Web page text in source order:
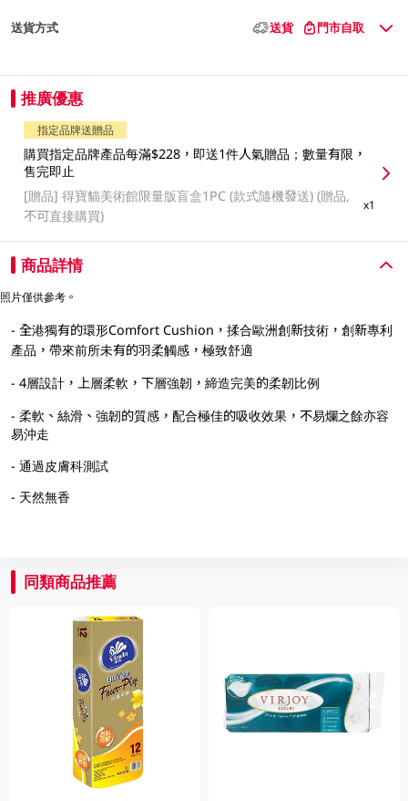
送貨方式 送貨 門市自取
推廣優惠
指定品牌送贈品
購買指定品牌產品每滿$228，即送1件人氣贈品；數量有限，
售完即止
[贈品]得寶貓美術館限量版盲盒1PC (款式隨機發送) (贈品,
不可直接購買)
x1
商品詳情
照片僅供參考。
- 全港獨有的環形Comfort Cushion，揉合歐洲創新技術，創新專利
產品，帶來前所未有的羽柔觸感，極致舒適
- 4層設計，上層柔軟，下層強韌，締造完美的柔韌比例
- 柔軟、絲滑、強韌的質感，配合極佳的吸收效果，不易爛之餘亦容
易沖走
- 通過皮膚科測試
- 天然無香
同類商品推薦